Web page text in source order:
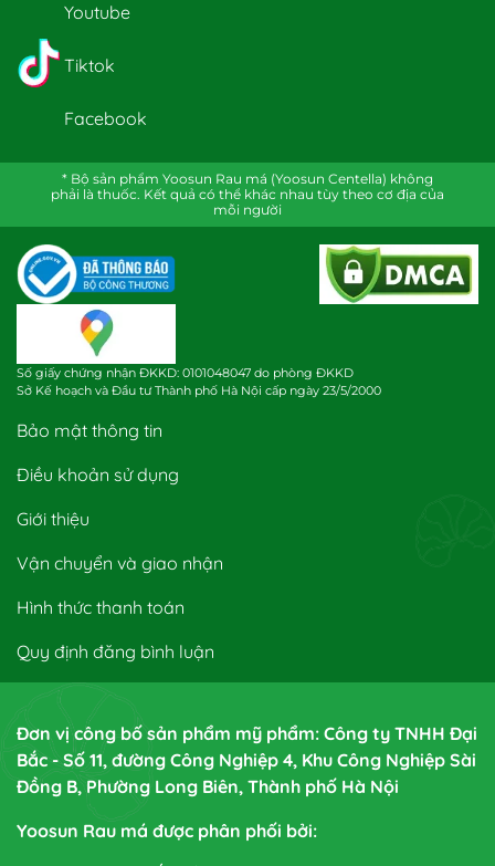
Youtube
Tiktok
Facebook
* Bộ sản phẩm Yoosun Rau má (Yoosun Centella) không
phải là thuốc. Kết quả có thể khác nhau tùy theo cơ địa của
mỗi người
Số giấy chứng nhận ĐKKD: 0101048047 do phòng ĐKKD
Sở Kế hoạch và Đầu tư Thành phố Hà Nội cấp ngày 23/5/2000
Bảo mật thông tin
Điều khoản sử dụng
Giới thiệu
Vận chuyển và giao nhận
Hình thức thanh toán
Quy định đăng bình luận
Đơn vị công bố sản phẩm mỹ phẩm: Công ty TNHH Đại
Bắc - Số 11, đường Công Nghiệp 4, Khu Công Nghiệp Sài
Đồng B, Phường Long Biên, Thành phố Hà Nội
Yoosun Rau má được phân phối bởi: